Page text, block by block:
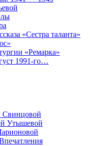
«Сестра таланта»
«Ремарка»
1991-го…
Свинцовой
Утышевой